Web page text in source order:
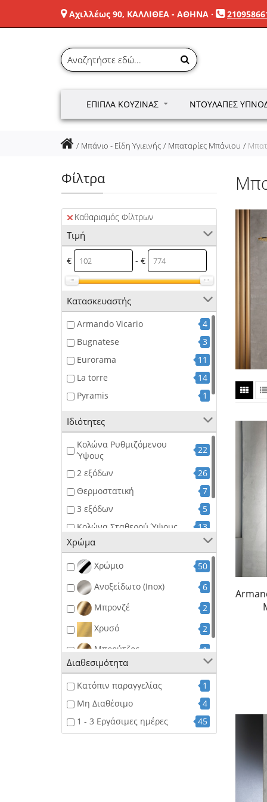
Αχιλλέως 90, ΚΑΛΛΙΘΕΑ - ΑΘΗΝΑ ·
ΈΠΙΠΛΑ ΚΟΥΖΊΝΑΣ ΝΤΟΥΛΆΠΕΣ
Μπάνιο - Είδη Υγιεινής Μπαταρίες Μπάνιου
Φίλτρα
Καθαρισμός Φίλτρων
Τιμή
€ - €
Κατασκευαστής
Armando Vicario
4
Bugnatese
3
Eurorama
11
La torre
14
Pyramis
1
Ιδιότητες
Κολώνα Ρυθμιζόμενου
Ύψους
22
2 εξόδων
26
Θερμοστατική
7
3 εξόδων
5
Κολώνα Σταθερού Ύψους
13
Ρετρό Στυλ
4
Χωρίς Κολώνα
15
Χρώμα
Χρώμιο
50
Ανοξείδωτο (Inox)
6
Μπρονζέ
2
Χρυσό
2
Μπρούτζος
1
Διαθεσιμότητα
Κατόπιν παραγγελίας
1
Μη Διαθέσιμο
4
1 - 3 Εργάσιμες ημέρες
45